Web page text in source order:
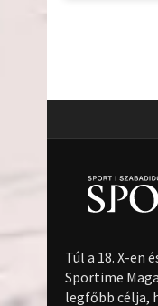
Túl a 18. X-en
Sportime
legfőbb célja,